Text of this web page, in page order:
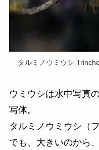
タルミノウミウシ
ウミウシは水中写真
写体。
タルミノウミウシ（
でも、大きいのから